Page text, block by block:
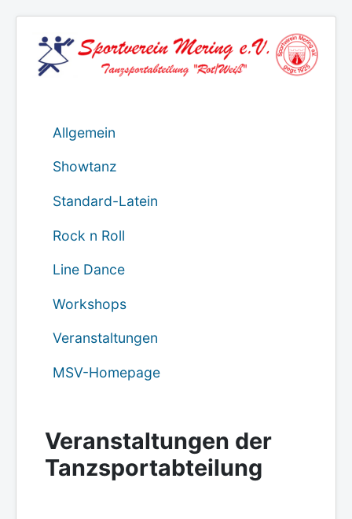
Allgemein
Showtanz
Standard-Latein
Rock n Roll
Line Dance
Workshops
Veranstaltungen
MSV-Homepage
Veranstaltungen der
Tanzsportabteilung